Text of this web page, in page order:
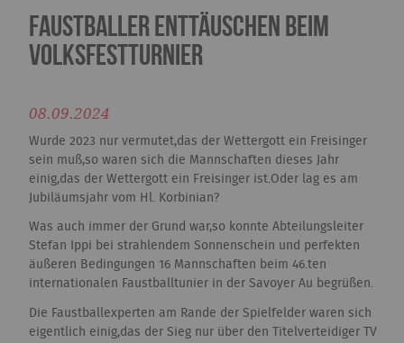
Faustballer enttäuschen beim
Volksfestturnier
08.09.2024
Wurde 2023 nur vermutet,das der Wettergott ein Freisinger
sein muß,so waren sich die Mannschaften dieses Jahr
einig,das der Wettergott ein Freisinger ist.Oder lag es am
Jubiläumsjahr vom Hl. Korbinian?
Was auch immer der Grund war,so konnte Abteilungsleiter
Stefan Ippi bei strahlendem Sonnenschein und perfekten
äußeren Bedingungen 16 Mannschaften beim 46.ten
internationalen Faustballtunier in der Savoyer Au begrüßen.
Die Faustballexperten am Rande der Spielfelder waren sich
eigentlich einig,das der Sieg nur über den Titelverteidiger TV